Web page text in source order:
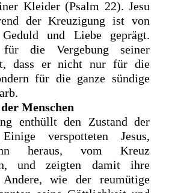
Kleider (Psalm 22). Jesu
der Kreuzigung ist von
Geduld und Liebe geprägt.
die Vergebung seiner
dass er nicht nur für die
für die ganze sündige
Menschen
enthüllt den Zustand der
verspotteten Jesus,
heraus, vom Kreuz
und zeigten damit ihre
Andere, wie der reumütige